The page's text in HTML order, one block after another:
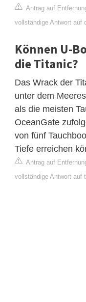
Antrag auf
vollständige Antwort auf
Können U-
die Titanic?
Das Wrack der
unter dem
als die meisten
OceanGate
von fünf
Tiefe erreichen
Antrag auf
vollständige Antwort auf